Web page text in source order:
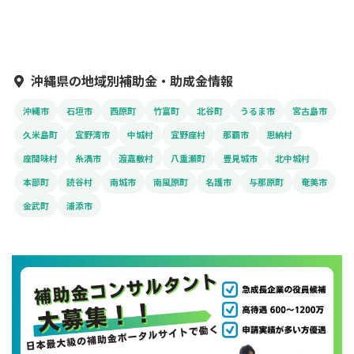
沖縄県の地域別補助金・助成金情報
沖縄市 石垣市 西原町 竹富町 北谷町 うるま市
宮古島市
久米島町
宜野湾市 中城村 宜野座村 那覇市
恩納村
座間味村
糸満市 渡嘉敷村 八重瀬町 豊見城市
北中城村
本部町
読谷村 南城市 南風原町 名護市 与那原町
奄美市
金武町
浦添市